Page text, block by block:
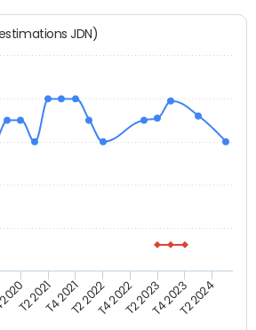
JDN)
T2 2021T4 2021T2 2022T4 2022T2 2023T4 2023T2 2024